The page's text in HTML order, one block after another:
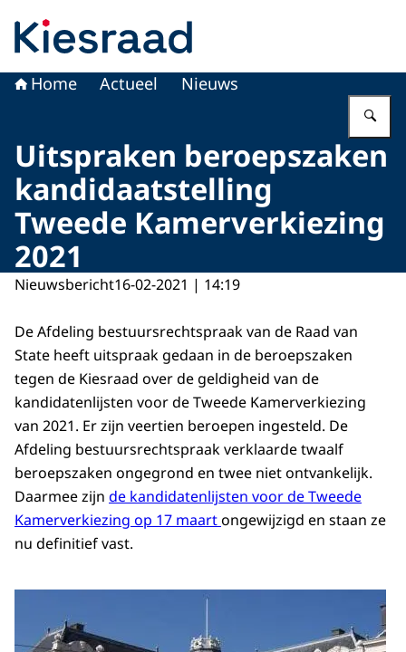
Home Actueel Nieuws
Uitspraken beroepszaken
kandidaatstelling
Tweede Kamerverkiezing
2021
Nieuwsbericht16-02-2021 | 14:19
De Afdeling bestuursrechtspraak van de Raad van
State heeft uitspraak gedaan in de beroepszaken
tegen de Kiesraad over de geldigheid van de
kandidatenlijsten voor de Tweede Kamerverkiezing
van 2021. Er zijn veertien beroepen ingesteld. De
Afdeling bestuursrechtspraak verklaarde twaalf
beroepszaken ongegrond en twee niet ontvankelijk.
Daarmee zijn de kandidatenlijsten voor de Tweede
Kamerverkiezing op 17 maartongewijzigd en staan ze
nu definitief vast.